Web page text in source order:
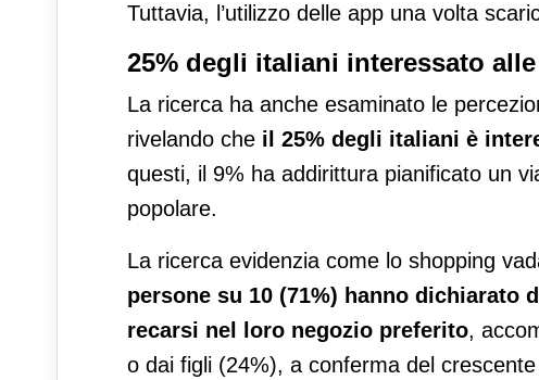
Tuttavia, l’utilizzo delle app una volta
25% degli italiani interessato
La ricerca ha anche esaminato le
rivelando che il 25% degli italiani è
questi, il 9% ha addirittura pianificato un
popolare.
La ricerca evidenzia come lo shopping
persone su 10 (71%) hanno dichiarato
recarsi nel loro negozio preferito,
o dai figli (24%), a conferma del